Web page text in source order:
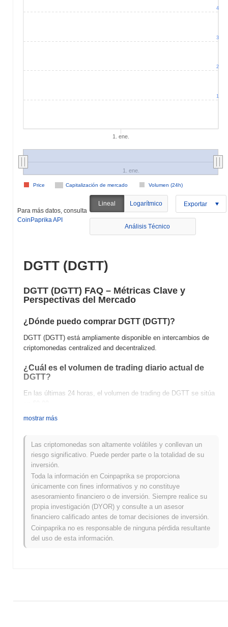
1. ene.
Capitalización de mercado Volumen (24h)
Price
1. ene.
1
2
3
4
Para más datos, consulta
CoinPaprika API
Lineal Logarítmico Exportar
Análisis Técnico
DGTT (DGTT)
DGTT (DGTT) FAQ – Métricas Clave y
Perspectivas del Mercado
¿Dónde puedo comprar DGTT (DGTT)?
DGTT (DGTT) está ampliamente disponible en intercambios de
criptomonedas centralized and decentralized.
¿Cuál es el volumen de trading diario actual de
DGTT?
En las últimas 24 horas, el volumen de trading de DGTT se sitúa
¿Cuál es el historial del rango de precios de
Máximo Histórico (ATH): €1.50
Mínimo Histórico (ATL): €0.00
DGTT se negocia actualmente~99.81%por debajo de su ATH .
¿Cómo se está desempeñando DGTT en
comparación con el mercado cripto en general?
En los últimos 7 días, DGTT ha ganó 0.00%
, superando al
mercado cripto general que registró una disminución del
Esto indica un rendimiento sólido en la acción del precio de DGTT
mostrar más
Las criptomonedas son altamente volátiles y conllevan un
riesgo significativo. Puede perder parte o la totalidad de su
inversión.
Toda la información en Coinpaprika se proporciona
únicamente con fines informativos y no constituye
asesoramiento financiero o de inversión. Siempre realice su
propia investigación (DYOR) y consulte a un asesor
financiero calificado antes de tomar decisiones de inversión.
Coinpaprika no es responsable de ninguna pérdida resultante
del uso de esta información.